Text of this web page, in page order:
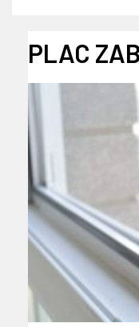
PLAC